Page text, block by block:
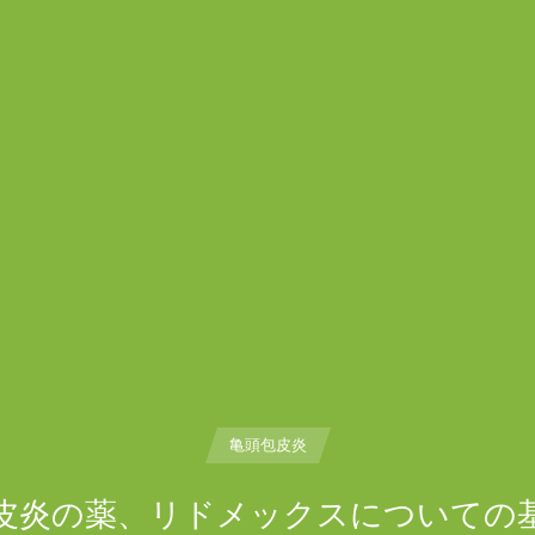
亀頭包皮炎
炎の薬、リドメックスについての